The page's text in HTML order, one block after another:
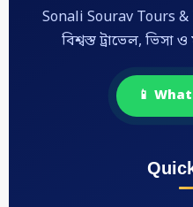
Sonali Sourav Tours &
বিশ্বস্ত ট্রাভেল, ভিসা ও
📱